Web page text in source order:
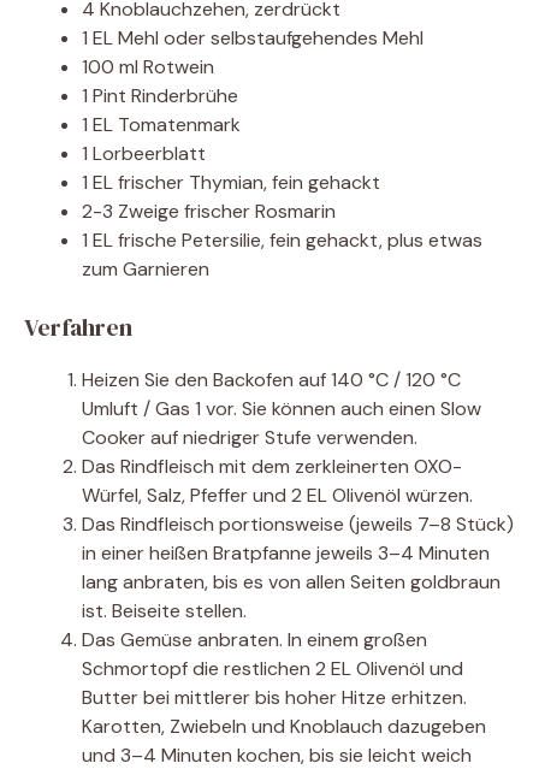
4 Knoblauchzehen, zerdrückt
1 EL Mehl oder selbstaufgehendes Mehl
100 ml Rotwein
1 Pint Rinderbrühe
1 EL Tomatenmark
1 Lorbeerblatt
1 EL frischer Thymian, fein gehackt
2-3 Zweige frischer Rosmarin
1 EL frische Petersilie, fein gehackt, plus etwas
zum Garnieren
Verfahren
Heizen Sie den Backofen auf 140 °C / 120 °C
Umluft / Gas 1 vor. Sie können auch einen Slow
Cooker auf niedriger Stufe verwenden.
Das Rindfleisch mit dem zerkleinerten OXO-
Würfel, Salz, Pfeffer und 2 EL Olivenöl würzen.
Das Rindfleisch portionsweise (jeweils 7–8 Stück)
in einer heißen Bratpfanne jeweils 3–4 Minuten
lang anbraten, bis es von allen Seiten goldbraun
ist. Beiseite stellen.
Das Gemüse anbraten. In einem großen
Schmortopf die restlichen 2 EL Olivenöl und
Butter bei mittlerer bis hoher Hitze erhitzen.
Karotten, Zwiebeln und Knoblauch dazugeben
und 3–4 Minuten kochen, bis sie leicht weich